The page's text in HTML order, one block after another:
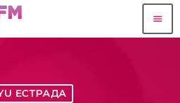
menu
ЕСТРАДА